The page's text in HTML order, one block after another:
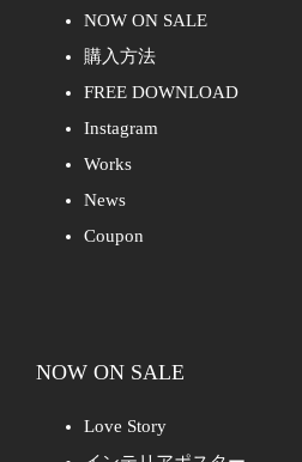
NOW ON SALE
購入方法
FREE DOWNLOAD
Instagram
Works
News
Coupon
NOW ON SALE
Love Story